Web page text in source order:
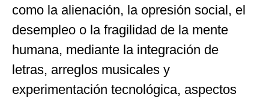
como la alienación, la opresión social, el
desempleo o la fragilidad de la mente
humana, mediante la integración de
letras, arreglos musicales y
experimentación tecnológica, aspectos